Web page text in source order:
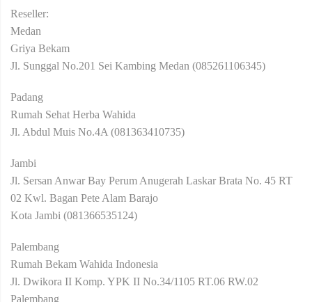
Reseller:
Medan
Griya Bekam
Jl. Sunggal No.201 Sei Kambing Medan (085261106345)
Padang
Rumah Sehat Herba Wahida
Jl. Abdul Muis No.4A (081363410735)
Jambi
Jl. Sersan Anwar Bay Perum Anugerah Laskar Brata No. 45 RT
02 Kwl. Bagan Pete Alam Barajo
Kota Jambi (081366535124)
Palembang
Rumah Bekam Wahida Indonesia
Jl. Dwikora II Komp. YPK II No.34/1105 RT.06 RW.02
Palembang